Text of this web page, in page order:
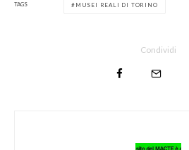
TAGS MUSEI REALI DI TORINO
Condividi